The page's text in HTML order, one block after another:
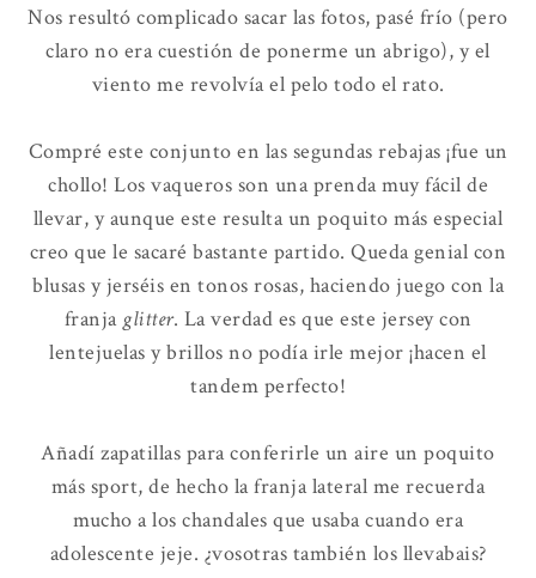
Nos resultó complicado sacar las fotos, pasé frío (pero
claro no era cuestión de ponerme un abrigo), y el
viento me revolvía el pelo todo el rato.
Compré este conjunto en las segundas rebajas ¡fue un
chollo! Los vaqueros son una prenda muy fácil de
llevar, y aunque este resulta un poquito más especial
creo que le sacaré bastante partido. Queda genial con
blusas y jerséis en tonos rosas, haciendo juego con la
franjaglitter. La verdad es que este jersey con
lentejuelas y brillos no podía irle mejor ¡hacen el
tandem perfecto!
Añadí zapatillas para conferirle un aire un poquito
más sport, de hecho la franja lateral me recuerda
mucho a los chandales que usaba cuando era
adolescente jeje. ¿vosotras también los llevabais?